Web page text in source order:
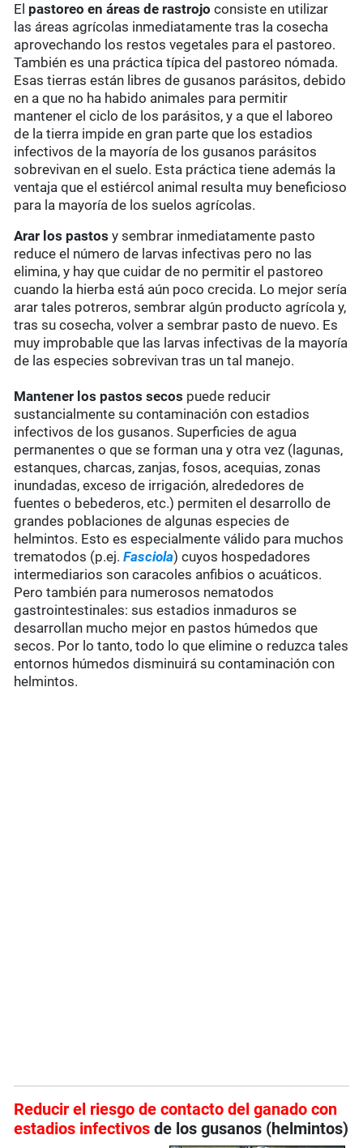
El pastoreo en áreas de rastrojo consiste en utilizar
las áreas agrícolas inmediatamente tras la cosecha
aprovechando los restos vegetales para el pastoreo.
También es una práctica típica del pastoreo nómada.
Esas tierras están libres de gusanos parásitos, debido
en a que no ha habido animales para permitir
mantener el ciclo de los parásitos, y a que el laboreo
de la tierra impide en gran parte que los estadios
infectivos de la mayoría de los gusanos parásitos
sobrevivan en el suelo. Esta práctica tiene además la
ventaja que el estiércol animal resulta muy beneficioso
para la mayoría de los suelos agrícolas.
Arar los pastos y sembrar inmediatamente pasto
reduce el número de larvas infectivas pero no las
elimina, y hay que cuidar de no permitir el pastoreo
cuando la hierba está aún poco crecida. Lo mejor sería
arar tales potreros, sembrar algún producto agrícola y,
tras su cosecha, volver a sembrar pasto de nuevo. Es
muy improbable que las larvas infectivas de la mayoría
de las especies sobrevivan tras un tal manejo.
Mantener los pastos secos puede reducir
sustancialmente su contaminación con estadios
infectivos de los gusanos. Superficies de agua
permanentes o que se forman una y otra vez (lagunas,
estanques, charcas, zanjas, fosos, acequias, zonas
inundadas, exceso de irrigación, alrededores de
fuentes o bebederos, etc.) permiten el desarrollo de
grandes poblaciones de algunas especies de
helmintos. Esto es especialmente válido para muchos
trematodos (p.ej.Fasciola) cuyos hospedadores
intermediarios son caracoles anfibios o acuáticos.
Pero también para numerosos nematodos
gastrointestinales: sus estadios inmaduros se
desarrollan mucho mejor en pastos húmedos que
secos. Por lo tanto, todo lo que elimine o reduzca tales
entornos húmedos disminuirá su contaminación con
helmintos.
Reducir el riesgo de contacto del ganado con
estadios infectivos de los gusanos (helmintos)